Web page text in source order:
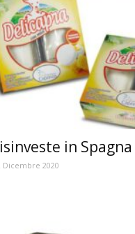
in Spagna
Dicembre 2020